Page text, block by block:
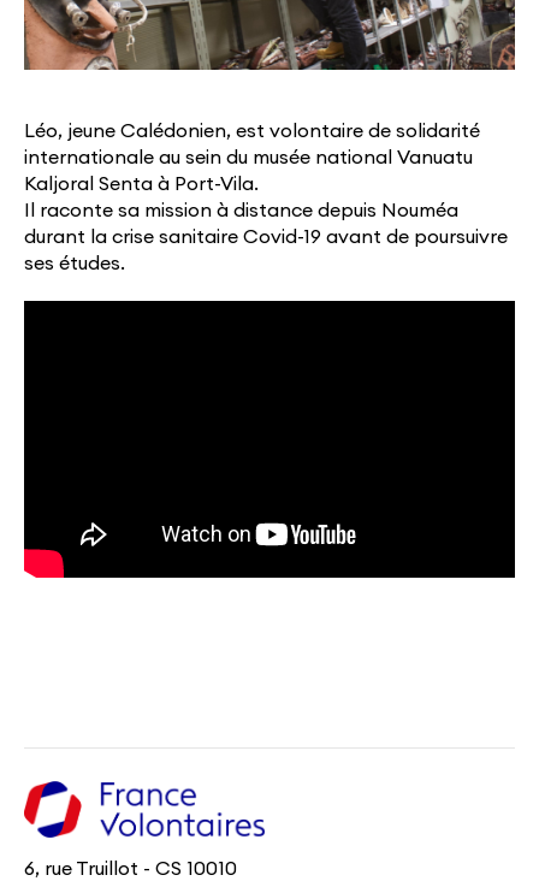
Léo, jeune Calédonien, est volontaire de solidarité
internationale au sein du musée national Vanuatu
Kaljoral Senta à Port-Vila.
Il raconte sa mission à distance depuis Nouméa
durant la crise sanitaire Covid-19 avant de poursuivre
ses études.
6, rue Truillot - CS 10010